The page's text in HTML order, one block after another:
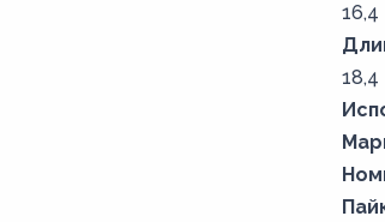
16,4
18,4